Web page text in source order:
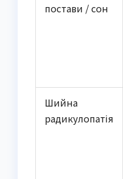
постави / сон
Шийна
радикулопатія